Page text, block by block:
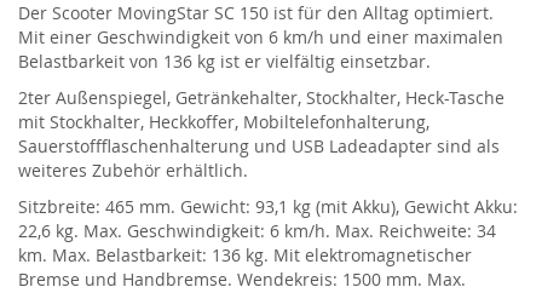
Der Scooter MovingStar SC 150 ist für den Alltag optimiert.
Mit einer Geschwindigkeit von 6 km/h und einer maximalen
Belastbarkeit von 136 kg ist er vielfältig einsetzbar.
2ter Außenspiegel, Getränkehalter, Stockhalter, Heck-Tasche
mit Stockhalter, Heckkoffer, Mobiltelefonhalterung,
Sauerstoffflaschenhalterung und USB Ladeadapter sind als
weiteres Zubehör erhältlich.
Sitzbreite: 465 mm. Gewicht: 93,1 kg (mit Akku), Gewicht Akku:
22,6 kg. Max. Geschwindigkeit: 6 km/h. Max. Reichweite: 34
km. Max. Belastbarkeit: 136 kg. Mit elektromagnetischer
Bremse und Handbremse. Wendekreis: 1500 mm. Max.